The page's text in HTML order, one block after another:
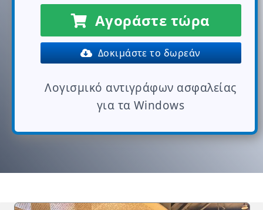
Αγοράστε τώρα
Δοκιμάστε το δωρεάν
Λογισμικό αντιγράφων ασφαλείας
για τα Windows